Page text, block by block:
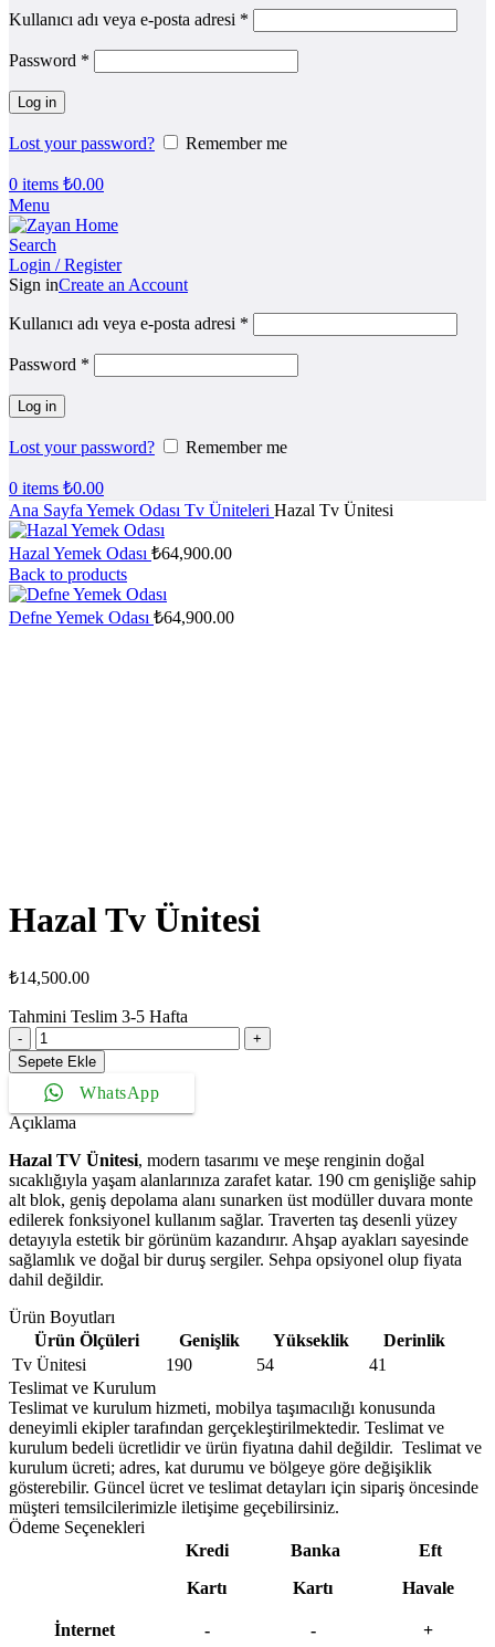
Kullanıcı adı veya e-posta adresi *
Password *
Log in
Lost your password? Remember me
0 items ₺0.00
Menu
Search
Login / Register
Sign inCreate an Account
Kullanıcı adı veya e-posta adresi *
Password *
Log in
Lost your password? Remember me
0 items ₺0.00
Ana Sayfa Yemek Odası Tv Üniteleri Hazal Tv Ünitesi
Hazal Yemek Odası ₺64,900.00
Back to products
Defne Yemek Odası ₺64,900.00
Hazal Tv Ünitesi
₺14,500.00
Tahmini Teslim 3-5 Hafta
Hazal
Tv
Ünitesi
adet
Sepete Ekle
WhatsApp
Açıklama
Hazal TV Ünitesi, modern tasarımı ve meşe renginin doğal
sıcaklığıyla yaşam alanlarınıza zarafet katar. 190 cm genişliğe sahip
alt blok, geniş depolama alanı sunarken üst modüller duvara monte
edilerek fonksiyonel kullanım sağlar. Traverten taş desenli yüzey
detayıyla estetik bir görünüm kazandırır. Ahşap ayakları sayesinde
sağlamlık ve doğal bir duruş sergiler. Sehpa opsiyonel olup fiyata
dahil değildir.
Ürün Boyutları
Ürün Ölçüleri
Genişlik Yükseklik
Derinlik
Tv Ünitesi
190 54
41
Teslimat ve Kurulum
Teslimat ve kurulum hizmeti, mobilya taşımacılığı konusunda
deneyimli ekipler tarafından gerçekleştirilmektedir. Teslimat ve
kurulum bedeli ücretlidir ve ürün fiyatına dahil değildir. ‎ Teslimat ve
kurulum ücreti; adres, kat durumu ve bölgeye göre değişiklik
gösterebilir. Güncel ücret ve teslimat detayları için sipariş öncesinde
müşteri temsilcilerimizle iletişime geçebilirsiniz.
Ödeme Seçenekleri
Kredi
Kartı
Banka
Kartı
Eft
Havale
İnternet - -
+